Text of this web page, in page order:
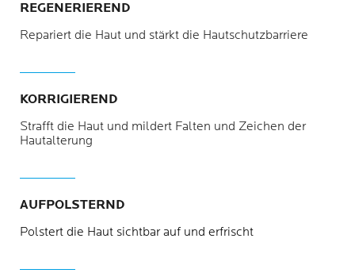
REGENERIEREND
Repariert die Haut und stärkt die Hautschutzbarriere
KORRIGIEREND
Strafft die Haut und mildert Falten und Zeichen der
Hautalterung
AUFPOLSTERND
Polstert die Haut sichtbar auf und erfrischt